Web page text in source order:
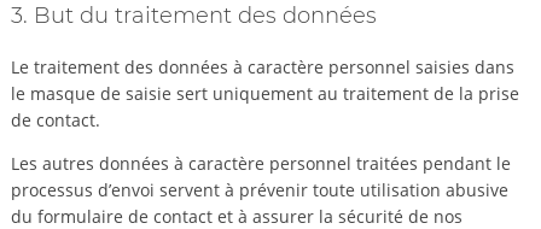
3. But du traitement des données
Le traitement des données à caractère personnel saisies dans
le masque de saisie sert uniquement au traitement de la prise
de contact.
Les autres données à caractère personnel traitées pendant le
processus d’envoi servent à prévenir toute utilisation abusive
du formulaire de contact et à assurer la sécurité de nos